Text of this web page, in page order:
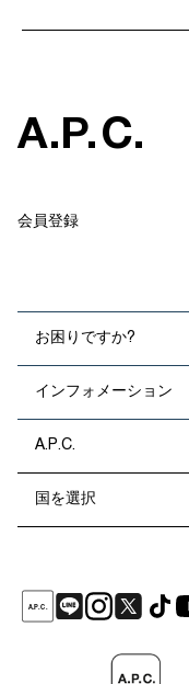
A.P.C.
会員登録
お困りですか?
インフォメーション
A.P.C.
国を選択
A P C
. .